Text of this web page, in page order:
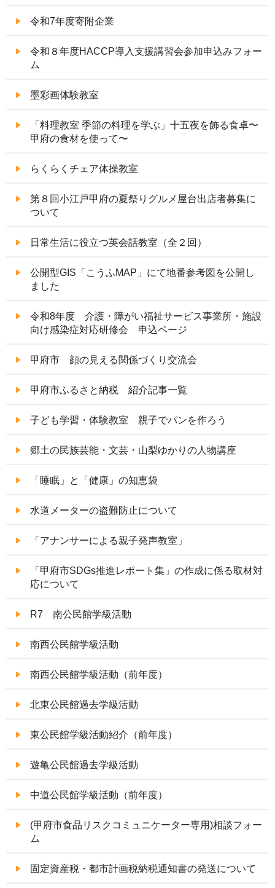
令和7年度寄附企業
令和８年度HACCP導入支援講習会参加申込みフォー
ム
墨彩画体験教室
「料理教室 季節の料理を学ぶ」十五夜を飾る食卓〜
甲府の食材を使って〜
らくらくチェア体操教室
第８回小江戸甲府の夏祭りグルメ屋台出店者募集に
ついて
日常生活に役立つ英会話教室（全２回）
公開型GIS「こうふMAP」にて地番参考図を公開し
ました
令和8年度 介護・障がい福祉サービス事業所・施設
向け感染症対応研修会 申込ページ
甲府市 顔の見える関係づくり交流会
甲府市ふるさと納税 紹介記事一覧
子ども学習・体験教室 親子でパンを作ろう
郷土の民族芸能・文芸・山梨ゆかりの人物講座
「睡眠」と「健康」の知恵袋
水道メーターの盗難防止について
「アナンサーによる親子発声教室」
「甲府市SDGs推進レポート集」の作成に係る取材対
応について
R7 南公民館学級活動
南西公民館学級活動
南西公民館学級活動（前年度）
北東公民館過去学級活動
東公民館学級活動紹介（前年度）
遊亀公民館過去学級活動
中道公民館学級活動（前年度）
(甲府市食品リスクコミュニケーター専用)相談フォー
ム
固定資産税・都市計画税納税通知書の発送について